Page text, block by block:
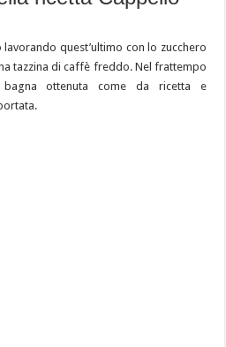
quest’ultimo con lo zucchero
tazzina di caffè freddo. Nel frattempo
ottenuta come da ricetta e